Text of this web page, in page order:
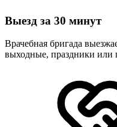
Выезд за 30 минут
Врачебная бригада
выходные, праздники или